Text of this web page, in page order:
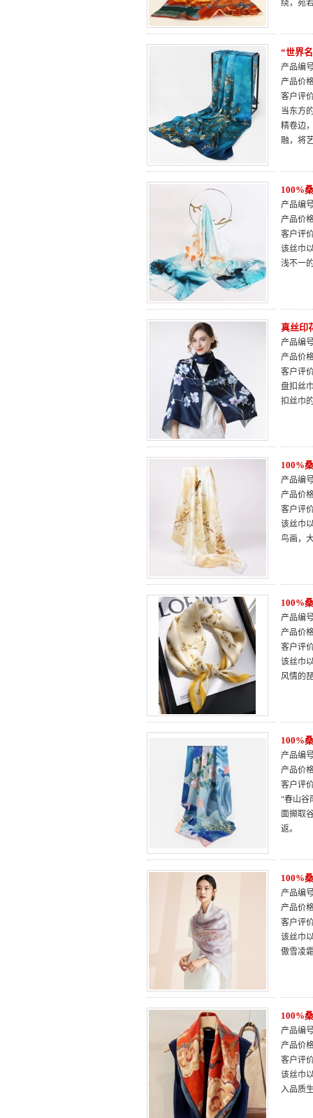
绕，宛
“世界
产品编
产品价
客户评
当东方
精卷边
融，将
100%
产品编
产品价
客户评
该丝巾
浅不一
真丝印
产品编
产品价
客户评
盘扣丝
扣丝巾
100%
产品编
产品价
客户评
该丝巾
鸟画，
100%
产品编
产品价
客户评
该丝巾
风情的
100%
产品编
产品价
客户评
“春山谷
面撷取
返。
100%
产品编
产品价
客户评
该丝巾
傲雪凌
100%
产品编
产品价
客户评
该丝巾
入品质